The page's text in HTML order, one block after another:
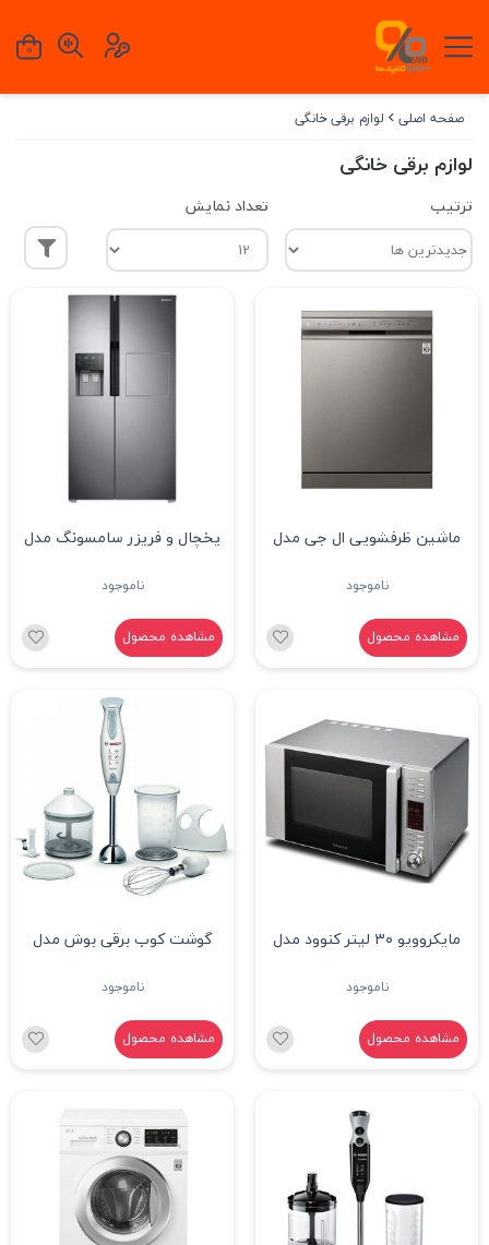
صفحه اصلی لوازم برقی خانگی
لوازم برقی خانگی
ترتیب تعداد نمایش
ماشین ظرفشویی ال جی مدل
ناموجود
مشاهده محصول
یخچال و فریزر سامسونگ مدل
ناموجود
مشاهده محصول
مايکروويو ۳۰ لیتر کنوود مدل
ناموجود
مشاهده محصول
گوشت کوب برقی بوش مدل
ناموجود
مشاهده محصول
0